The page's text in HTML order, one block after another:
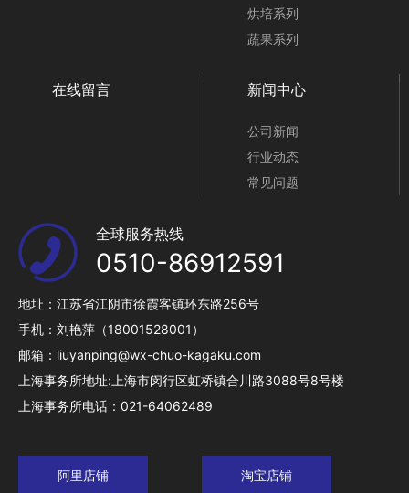
烘培系列
蔬果系列
在线留言 新闻中心
公司新闻
行业动态
常见问题
全球服务热线
0510-86912591
地址：江苏省江阴市徐霞客镇环东路256号
手机：刘艳萍（18001528001）
邮箱：liuyanping@wx-chuo-kagaku.com
上海事务所地址:上海市闵行区虹桥镇合川路3088号8号楼
上海事务所电话：021-64062489
阿里店铺 淘宝店铺